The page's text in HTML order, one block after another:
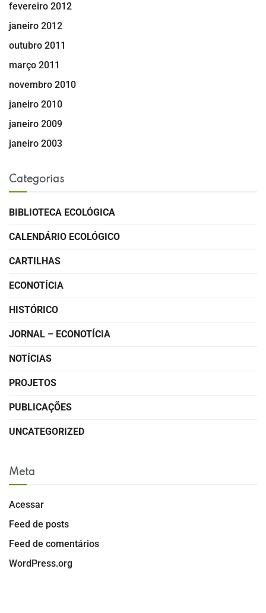
fevereiro 2012
janeiro 2012
outubro 2011
março 2011
novembro 2010
janeiro 2010
janeiro 2009
janeiro 2003
Categorias
BIBLIOTECA ECOLÓGICA
CALENDÁRIO ECOLÓGICO
CARTILHAS
ECONOTÍCIA
HISTÓRICO
JORNAL – ECONOTÍCIA
NOTÍCIAS
PROJETOS
PUBLICAÇÕES
UNCATEGORIZED
Meta
Acessar
Feed de posts
Feed de comentários
WordPress.org